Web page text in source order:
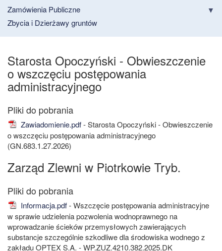
Zamówienia Publiczne
Zbycia i Dzierżawy gruntów
Starosta Opoczyński - Obwieszczenie
o wszczęciu postępowania
administracyjnego
Zawiadomienie.pdf- Starosta Opoczyński - Obwieszczenie
o wszczęciu postępowania administracyjnego
(GN.683.1.27.2026)
Zarząd Zlewni w Piotrkowie Tryb.
Informacja.pdf- Wszczęcie postępowania administracyjne
w sprawie udzielenia pozwolenia wodnoprawnego na
wprowadzanie ścieków przemysłowych zawierających
substancje szczególnie szkodliwe dla środowiska wodnego z
zakładu OPTEX S.A. - WP.ZUZ.4210.382.2025.DK